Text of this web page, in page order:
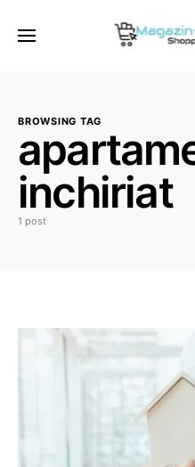
BROWSING TAG
inchiriat
1 post